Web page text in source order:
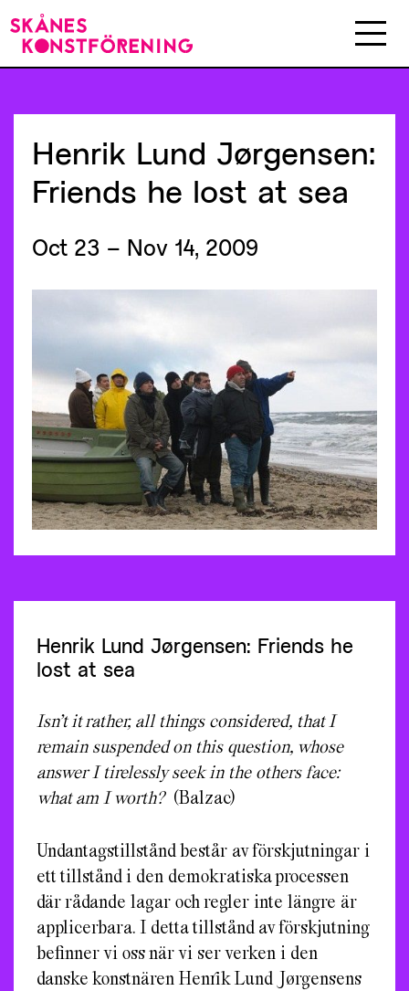
Henrik Lund Jørgensen:
Friends he lost at sea
Oct 23 – Nov 14, 2009
Henrik Lund Jørgensen: Friends he
lost at sea
Isn’t it rather, all things considered, that I
remain suspended on this question, whose
answer I tirelessly seek in the others face:
what am I worth? (Balzac)
Undantagstillstånd består av förskjutningar i
ett tillstånd i den demokratiska processen
där rådande lagar och regler inte längre är
applicerbara. I detta tillstånd av förskjutning
befinner vi oss när vi ser verken i den
danske konstnären Henrik Lund Jørgensens